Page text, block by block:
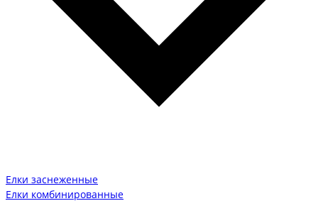
Елки заснеженные
Елки комбинированные